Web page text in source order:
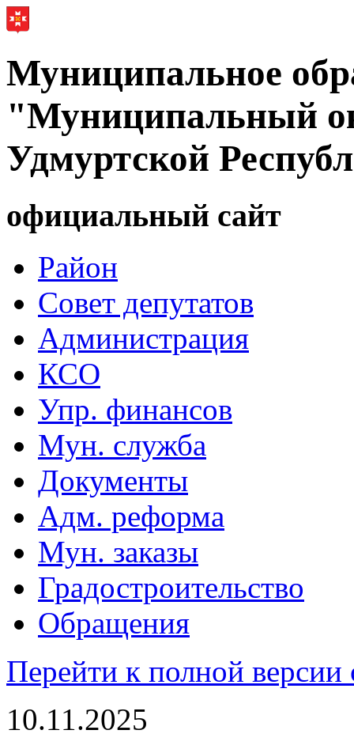
Муниципальное
"Муниципальный
Удмуртской
официальный сайт
Район
Совет депутатов
Администрация
КСО
Упр. финансов
Мун. служба
Документы
Адм. реформа
Мун. заказы
Градостроительство
Обращения
Перейти к полной версии
10.11.2025